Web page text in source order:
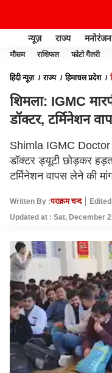
न्यूज़ राज्य मनोरंजन
मौसम राशिफल फोटो गैलरी
हिंदी न्यूज़ राज्य हिमाचल प्रदेश
शिमला: IGMC
डॉक्टर, टर्मिनेशन
Shimla IGMC Doctor
डॉक्टर ड्यूटी छोड़कर
टर्मिनेशन वापस लेने की
Written By :पराक्रम चन्द
Updated at : Sat, December